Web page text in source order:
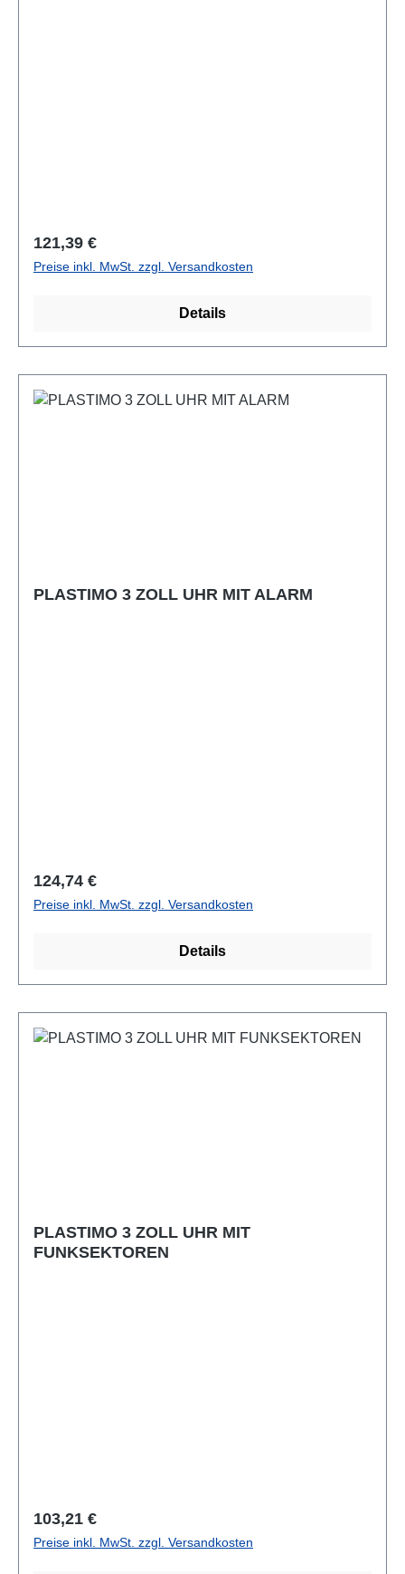
Regulärer Preis:
121,39 €
Preise inkl. MwSt. zzgl. Versandkosten
Details
PLASTIMO 3 ZOLL UHR MIT ALARM
Regulärer Preis:
124,74 €
Preise inkl. MwSt. zzgl. Versandkosten
Details
PLASTIMO 3 ZOLL UHR MIT
FUNKSEKTOREN
Regulärer Preis:
103,21 €
Preise inkl. MwSt. zzgl. Versandkosten